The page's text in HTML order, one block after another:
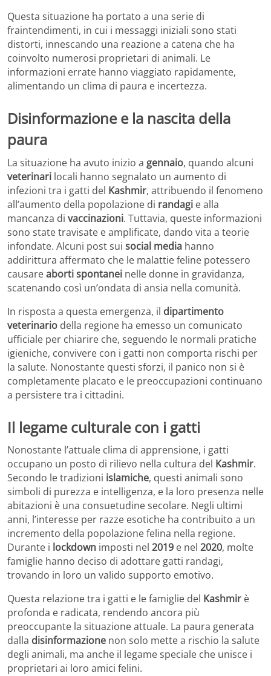
Questa situazione ha portato a una serie di
fraintendimenti, in cui i messaggi iniziali sono stati
distorti, innescando una reazione a catena che ha
coinvolto numerosi proprietari di animali. Le
informazioni errate hanno viaggiato rapidamente,
alimentando un clima di paura e incertezza.
Disinformazione e la nascita della
paura
La situazione ha avuto inizio a gennaio, quando alcuni
veterinari locali hanno segnalato un aumento di
infezioni tra i gatti del Kashmir, attribuendo il fenomeno
all’aumento della popolazione di randagi e alla
mancanza di vaccinazioni. Tuttavia, queste informazioni
sono state travisate e amplificate, dando vita a teorie
infondate. Alcuni post sui social media hanno
addirittura affermato che le malattie feline potessero
causareaborti spontanei nelle donne in gravidanza,
scatenando così un’ondata di ansia nella comunità.
In risposta a questa emergenza, il dipartimento
veterinario della regione ha emesso un comunicato
ufficiale per chiarire che, seguendo le normali pratiche
igieniche, convivere con i gatti non comporta rischi per
la salute. Nonostante questi sforzi, il panico non si è
completamente placato e le preoccupazioni continuano
a persistere tra i cittadini.
Il legame culturale con i gatti
Nonostante l’attuale clima di apprensione, i gatti
occupano un posto di rilievo nella cultura del Kashmir.
Secondo le tradizioni islamiche, questi animali sono
simboli di purezza e intelligenza, e la loro presenza nelle
abitazioni è una consuetudine secolare. Negli ultimi
anni, l’interesse per razze esotiche ha contribuito a un
incremento della popolazione felina nella regione.
Durante i lockdown imposti nel 2019 e nel 2020, molte
famiglie hanno deciso di adottare gatti randagi,
trovando in loro un valido supporto emotivo.
Questa relazione tra i gatti e le famiglie del Kashmir è
profonda e radicata, rendendo ancora più
preoccupante la situazione attuale. La paura generata
dalla disinformazione non solo mette a rischio la salute
degli animali, ma anche il legame speciale che unisce i
proprietari ai loro amici felini.